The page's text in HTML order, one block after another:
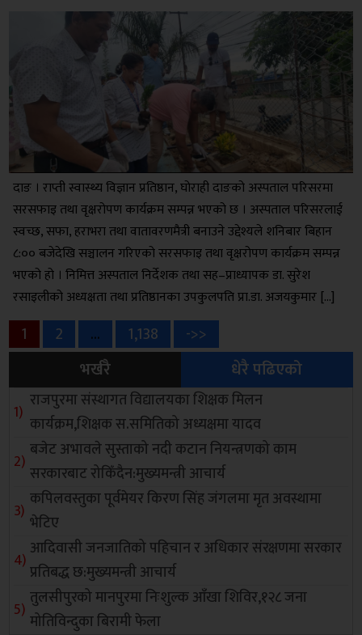
दाङ । राप्ती स्वास्थ्य विज्ञान प्रतिष्ठान, घोराही दाङको अस्पताल परिसरमा
सरसफाइ तथा वृक्षरोपण कार्यक्रम सम्पन्न भएको छ । अस्पताल परिसरलाई
स्वच्छ, सफा, हराभरा तथा वातावरणमैत्री बनाउने उद्देश्यले शनिबार बिहान
८:०० बजेदेखि सञ्चालन गरिएको सरसफाइ तथा वृक्षरोपण कार्यक्रम सम्पन्न
भएको हो । निमित्त अस्पताल निर्देशक तथा सह–प्राध्यापक डा. सुरेश
रसाइलीको अध्यक्षता तथा प्रतिष्ठानका उपकुलपति प्रा.डा. अजयकुमार […]
Posts
pagination
Page
1 Page
2 … Page
1,138
->>
भर्खरै
धेरै पढिएको
राजपुरमा संस्थागत विद्यालयका शिक्षक मिलन
कार्यक्रम,शिक्षक स.समितिको अध्यक्षमा यादव
बजेट अभावले सुस्ताको नदी कटान नियन्त्रणको काम
सरकारबाट रोकिँदैन:मुख्यमन्त्री आचार्य
कपिलवस्तुका पूर्वमेयर किरण सिंह जंगलमा मृत अवस्थामा
भेटिए
आदिवासी जनजातिको पहिचान र अधिकार संरक्षणमा सरकार
प्रतिबद्ध छ:मुख्यमन्त्री आचार्य
तुलसीपुरको मानपुरमा निःशुल्क आँखा शिविर,१२८ जना
मोतिविन्दुका बिरामी फेला